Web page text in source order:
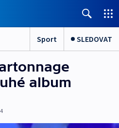
Sport SLEDOVAT
album